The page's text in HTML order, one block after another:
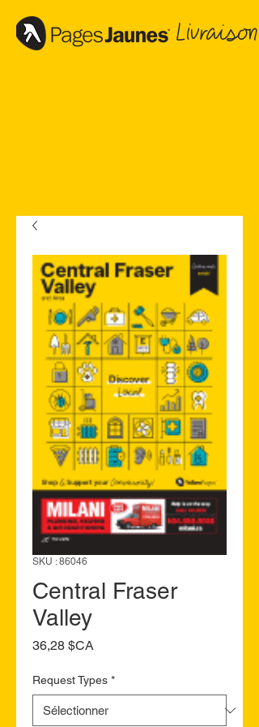
Livraison
SKU : 86046
Central Fraser
Valley
36,28 $CA
Request Types *